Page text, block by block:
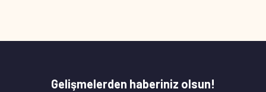
Gelişmelerden haberiniz olsun!